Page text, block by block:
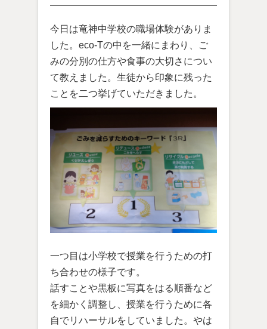
今日は竜神中学校の職場体験がありま
した。eco-Tの中を一緒にまわり、ご
みの分別の仕方や食事の大切さについ
て教えました。生徒から印象に残った
ことを二つ挙げていただきました。
一つ目は小学校で授業を行うための打
ち合わせの様子です。
話すことや黒板に写真をはる順番など
を細かく調整し、授業を行うために各
自でリハーサルをしていました。やは